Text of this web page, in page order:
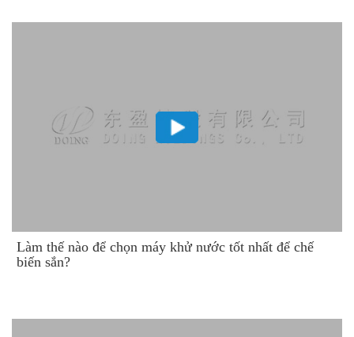
Làm thế nào để chọn máy khử nước tốt nhất để chế
biến sắn?